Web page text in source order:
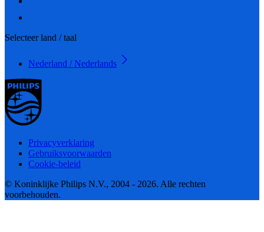
Selecteer land / taal
Nederland / Nederlands
Privacyverklaring
Gebruiksvoorwaarden
Cookie-beleid
© Koninklijke Philips N.V., 2004 - 2026. Alle rechten
voorbehouden.